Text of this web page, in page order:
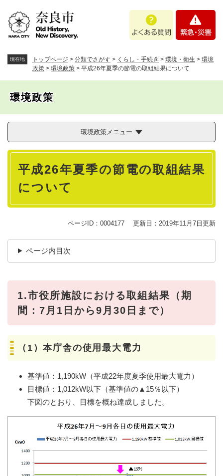
あ
問
・
現在地 トップページ > 分類でさがす > くらし・手続き > 環境・衛生 > 環境
政策 > 環境政策 > 平成26年夏季の節電の取組結果について
環境政策
環境政策メニュー
本
平成26年夏季の節電の取組結果
について
ページID：0004177 更新日：2019年11月7日更新
ページ内目次
1.市役所施設における取組結果（期
間：7月1日から9月30日まで）
（1）本庁舎の使用最大電力
基準値：1,190kW（平成22年度夏季使用最大電力）
目標値：1,012kW以下（基準値の▲15％以下）
下図のとおり、目標を概ね達成しました。